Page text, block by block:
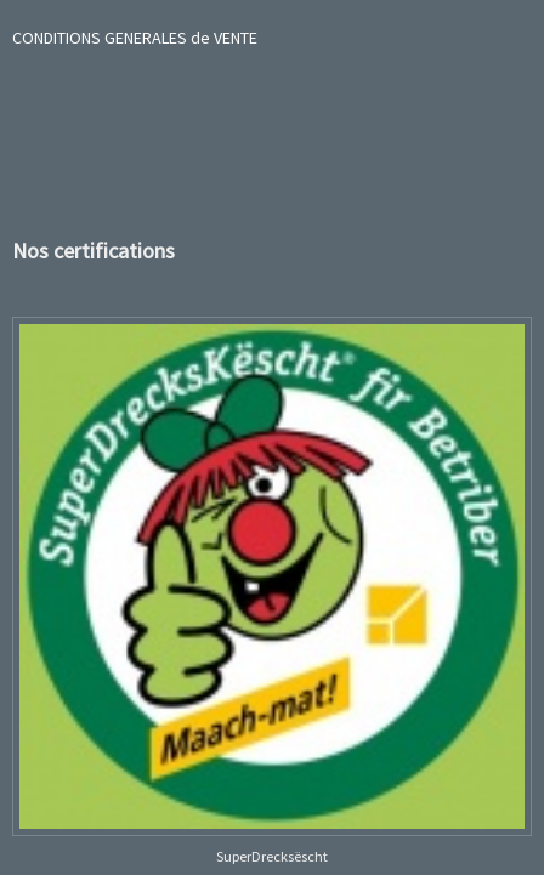
CONDITIONS GENERALES de VENTE
Nos certifications
SuperDrecksëscht